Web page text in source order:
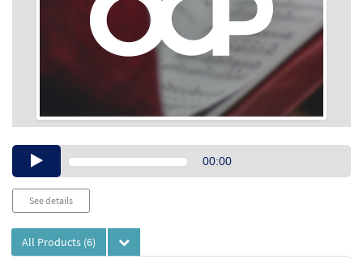
Audio00:00
See details
All Products (6)